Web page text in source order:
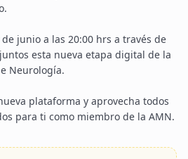
junio a las 20:00 hrs a través de
esta nueva etapa digital de la
Neurología.
plataforma y aprovecha todos
para ti como miembro de la AMN.